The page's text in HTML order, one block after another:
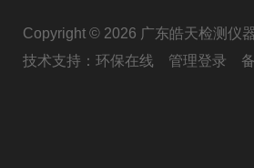
Copyright © 2026 广东皓天检测仪
技术支持： 环保在线 管理登录